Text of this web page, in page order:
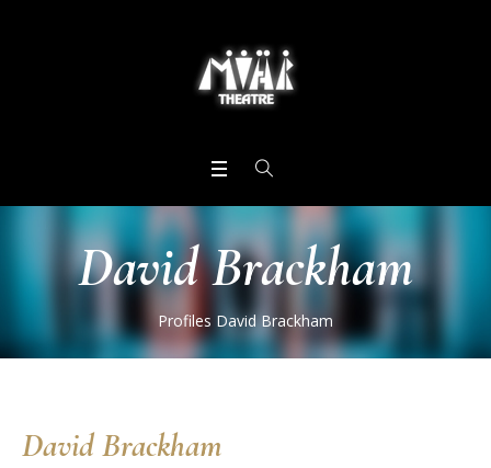
David Brackham
Profiles David Brackham
David Brackham